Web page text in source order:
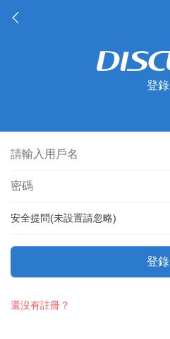
登錄
安全提問(未設置請忽略)
登錄
還沒有註冊？